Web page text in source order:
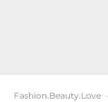
Fashion.Beauty.Love ·